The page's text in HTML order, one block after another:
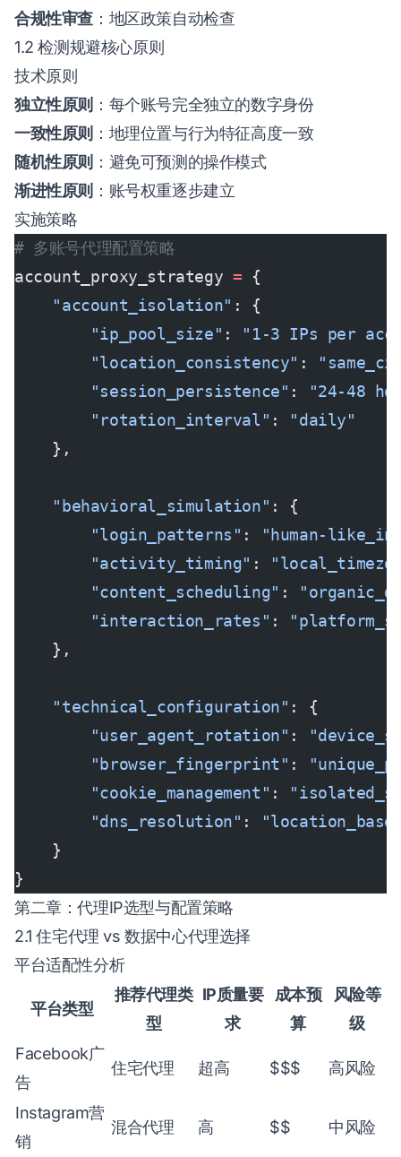
合规性审查 ：地区政策自动检查
1.2 检测规避核心原则
技术原则
独立性原则 ：每个账号完全独立的数字身份
一致性原则 ：地理位置与行为特征高度一致
随机性原则 ：避免可预测的操作模式
渐进性原则 ：账号权重逐步建立
实施策略
# 多账号代理配置策略
account_proxy_strategy = {
    "account_isolation"
: {
        "ip_pool_size"
:
"1-3 IPs per
        "location_consistency"
:
        "session_persistence"
:
"24-48
        "rotation_interval"
:
"daily"
    },
    "behavioral_simulation"
: {
        "login_patterns"
:
"human-
        "activity_timing"
:
        "content_scheduling"
:
        "interaction_rates"
:
    },
    "technical_configuration"
: {
        "user_agent_rotation"
:
        "browser_fingerprint"
:
        "cookie_management"
:
        "dns_resolution"
:
    }
}
第二章：代理IP选型与配置策略
2.1 住宅代理 vs 数据中心代理选择
平台适配性分析
平台类型
推荐代理类
型
IP质量要
求
成本预
算
风险等
级
Facebook广
告
住宅代理 超高 $$$ 高风险
Instagram营
销
混合代理 高 $$ 中风险